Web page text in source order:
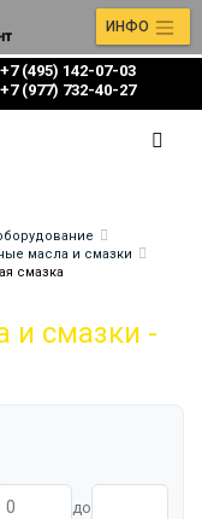
+7 (495) 142-07-03
‎‎+7 (977) 732-40-27
ИНФО
масла и смазки
смазка
и смазки -
до